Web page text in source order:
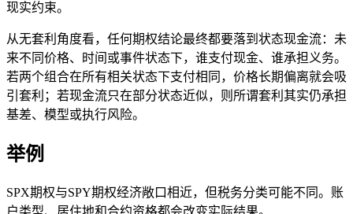
现实约束。
从无套利角度看，任何期权结论最终都要落到状态现金流：未
来不同价格、时间或事件状态下，谁支付现金、谁承担义务。
若两个组合在所有相关状态下支付相同，价格长期偏离就会吸
引套利；若现金流只在部分状态近似，则所谓套利其实仍承担
基差、模型或执行风险。
举例
SPX期权与SPY期权经济敞口相近，但税务分类可能不同。账